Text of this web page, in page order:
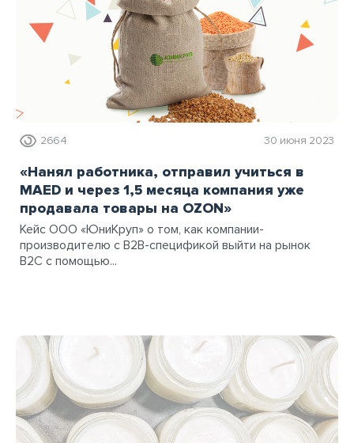
2664 30 июня 2023
«Нанял работника, отправил учиться в
MAED и через 1,5 месяца компания уже
продавала товары на OZON»
Кейс ООО «ЮниКруп» о том, как компании-
производителю с B2B-спецификой выйти на рынок
B2C с помощью...